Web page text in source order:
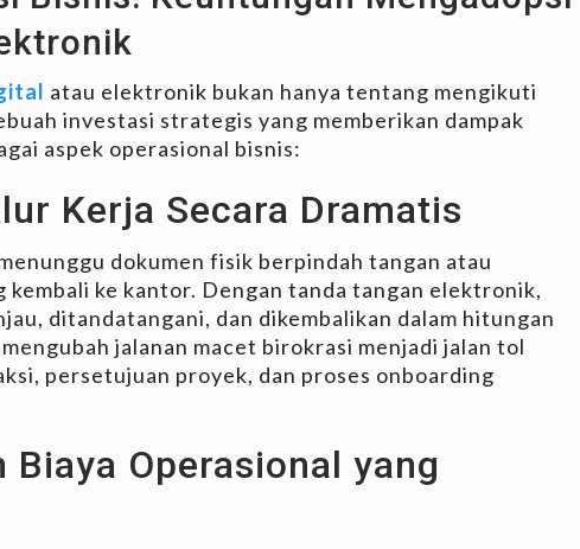
atau elektronik bukan hanya tentang mengikuti
investasi strategis yang memberikan dampak
aspek operasional bisnis:
Kerja Secara Dramatis
dokumen fisik berpindah tangan atau
kembali ke kantor. Dengan tanda tangan elektronik,
ditandatangani, dan dikembalikan dalam hitungan
jalanan macet birokrasi menjadi jalan tol
persetujuan proyek, dan proses onboarding
Biaya Operasional yang